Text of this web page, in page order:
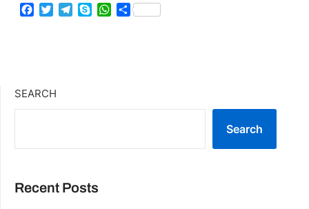
Facebook
TwitterTelegram
SkypeWhatsApp
Share
SEARCH
Search
Recent Posts